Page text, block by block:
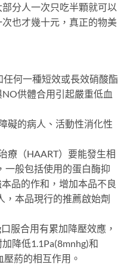
分人一次只吃半顆就可以
也才幾十元，真正的物美
何一種短效或長效硝酸酯
供體合用引起嚴重低血
礙的病人、活動性消化性
療（HAART）要能發生相
一般包括使用的蛋白酶抑
品的作和，增加本品不良
，本品現行的推薦啟始劑
服合用有累加降壓效應，
降低1.1Pa(8mnhg)和
葯的相互作用。